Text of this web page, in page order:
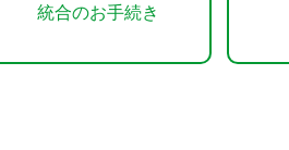
統合のお手続き